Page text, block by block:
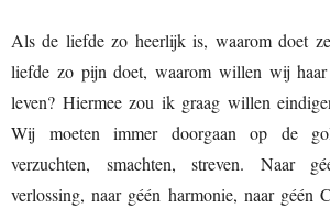
Als de liefde zo heerlijk is, waarom doet
liefde zo pijn doet, waarom willen wij
leven? Hiermee zou ik graag willen
Wij moeten immer doorgaan op de
verzuchten, smachten, streven. Naar
verlossing, naar géén harmonie, naar géén